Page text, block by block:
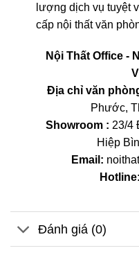
lượng dịch vụ tuyệt
cấp nội thất văn
Nội Thất Office -
Địa chỉ văn
Phước,
Showroom : 23/4
Hiệp
Email:
Hotline:
Đánh giá (0)